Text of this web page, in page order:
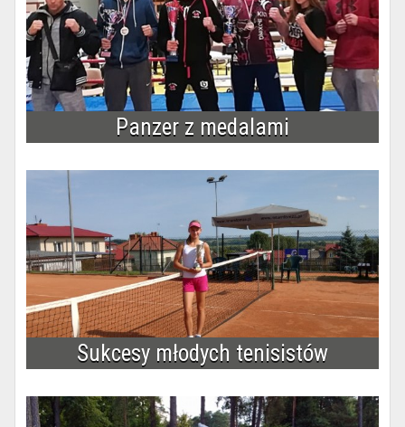
Panzer z medalami
Sukcesy młodych tenisistów